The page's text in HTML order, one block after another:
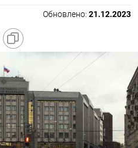
Обновлено: 21.12.2023